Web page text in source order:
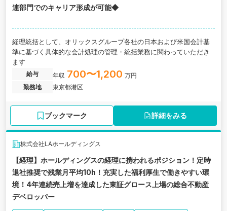
連部門でのキャリア形成が可能◆
経理統括として、オリックスグループ各社の日本および米国会計基
準に基づく具体的な会計処理の管理・統括業務に関わっていただき
ます
給与 年収 700〜1,200 万円
勤務地
東京都港区
ブックマーク 詳細をみる
株式会社LAホールディングス
【経理】ホールディングスの経理に携われるポジション！定時
退社推奨で残業月平均10h！充実した福利厚生で働きやすい環
境！4年連続売上増を達成した東証グロース上場の総合不動産
デベロッパー